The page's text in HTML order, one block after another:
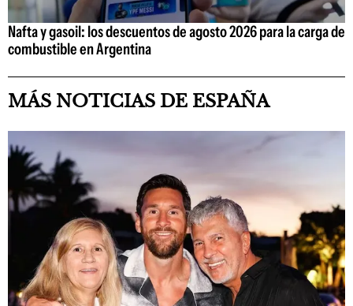
Nafta y gasoil: los descuentos de agosto 2026 para la carga de
combustible en Argentina
MÁS NOTICIAS DE ESPAÑA